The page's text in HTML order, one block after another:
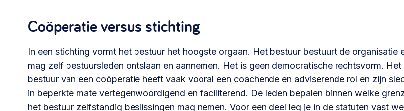
Coöperatie versus stichting
In een stichting vormt het bestuur het hoogste orgaan. Het bestuur bestuurt de organisatie
mag zelf bestuursleden ontslaan en aannemen. Het is geen democratische rechtsvorm. Het
bestuur van een coöperatie heeft vaak vooral een coachende en adviserende rol en zijn
in beperkte mate vertegenwoordigend en faciliterend. De leden bepalen binnen welke
het bestuur zelfstandig beslissingen mag nemen. Voor een deel leg je in de statuten vast